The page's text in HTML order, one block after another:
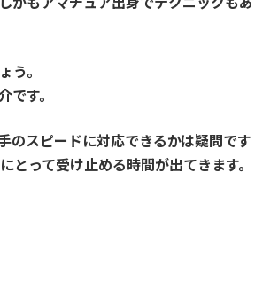
う。
す。
のスピードに対応できるかは疑問です
って受け止める時間が出てきます。